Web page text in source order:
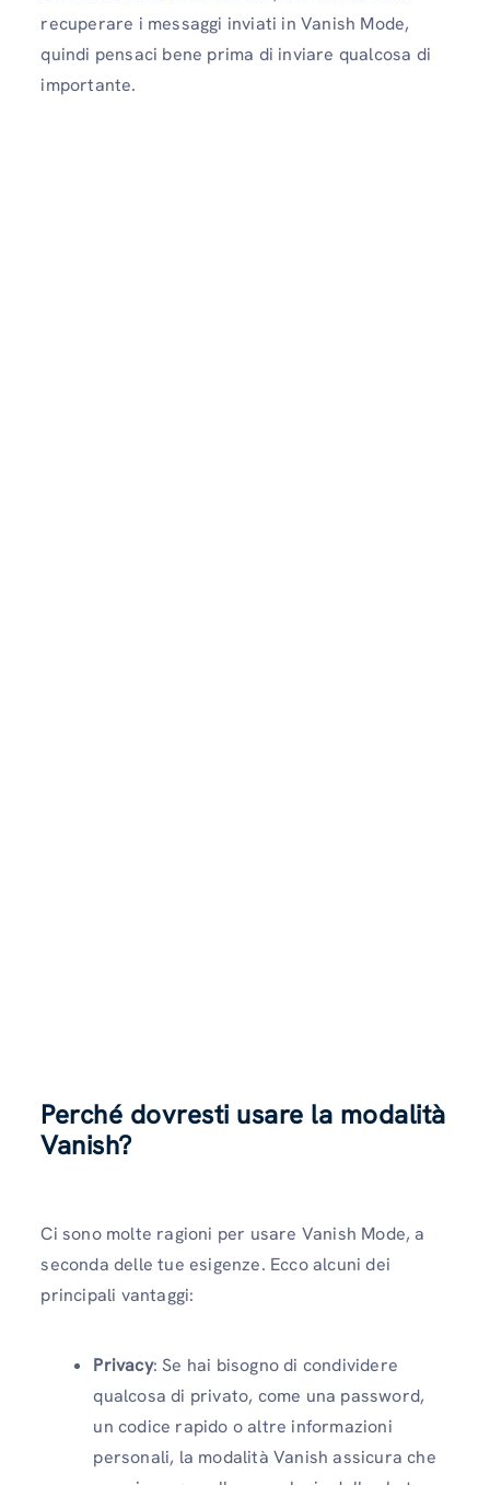
recuperare i messaggi inviati in Vanish Mode,
quindi pensaci bene prima di inviare qualcosa di
importante.
Perché dovresti usare la modalità
Vanish?
Ci sono molte ragioni per usare Vanish Mode, a
seconda delle tue esigenze. Ecco alcuni dei
principali vantaggi:
Privacy: Se hai bisogno di condividere
qualcosa di privato, come una password,
un codice rapido o altre informazioni
personali, la modalità Vanish assicura che